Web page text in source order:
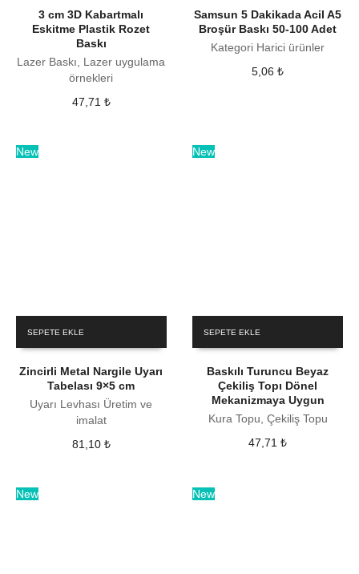
3 cm 3D Kabartmalı
Eskitme Plastik Rozet
Baskı
Lazer Baskı, Lazer uygulama
örnekleri
47,71 ₺
Samsun 5 Dakikada Acil A5
Broşür Baskı 50-100 Adet
Kategori Harici ürünler
5,06₺
New
SEPETE EKLE
Zincirli Metal Nargile Uyarı
Tabelası 9×5 cm
Uyarı Levhası Üretim ve
imalat
81,10 ₺
New
SEPETE EKLE
Baskılı Turuncu Beyaz
Çekiliş Topı Dönel
Mekanizmaya Uygun
Kura Topu, Çekiliş Topu
47,71₺
New New